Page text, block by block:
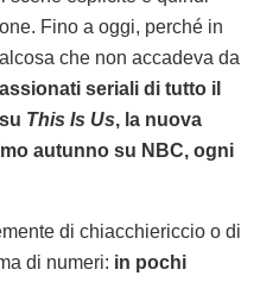
Fino a oggi, perché in
che non accadeva da
seriali di tutto il
This Is Us, la nuova
autunno su NBC, ogni
di chiacchiericcio o di
di numeri: in pochi